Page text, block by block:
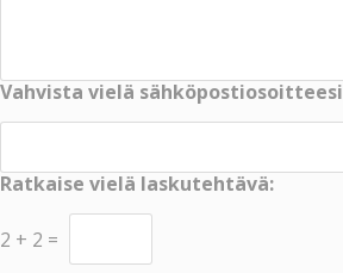
Vahvista vielä sähköpostiosoitteesi
Ratkaise vielä laskutehtävä:
2 + 2 =